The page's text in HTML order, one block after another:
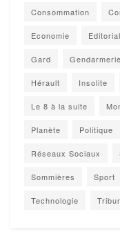
Consommation
Economie Editorial
Gard Gendarmerie
Hérault Insolite
Le 8 à la suite
Planète Politique
Réseaux Sociaux
Sommières Sport
Technologie